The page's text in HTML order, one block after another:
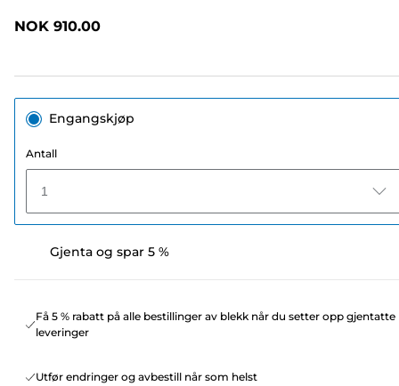
NOK 910.00
Engangskjøp
Antall
1
Gjenta og spar 5 %
Få 5 % rabatt på alle bestillinger av blekk når du setter opp gjentatte
leveringer
Utfør endringer og avbestill når som helst